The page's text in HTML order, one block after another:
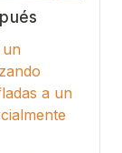
a un